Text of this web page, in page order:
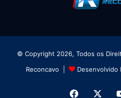
© Copyright 2026, Todos os
Reconcavo |
Desenvolvido
Facebook